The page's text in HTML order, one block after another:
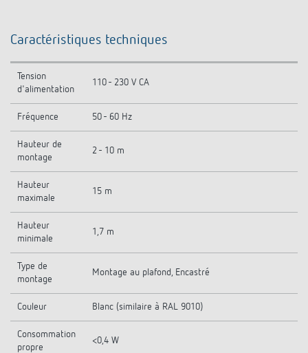
Caractéristiques techniques
Tension
d'alimentation
110 - 230 V CA
Fréquence 50 - 60 Hz
Hauteur de
montage
2 - 10 m
Hauteur
maximale
15 m
Hauteur
minimale
1,7 m
Type de
montage
Montage au plafond, Encastré
Couleur Blanc (similaire à RAL 9010)
Consommation
propre
<0,4 W